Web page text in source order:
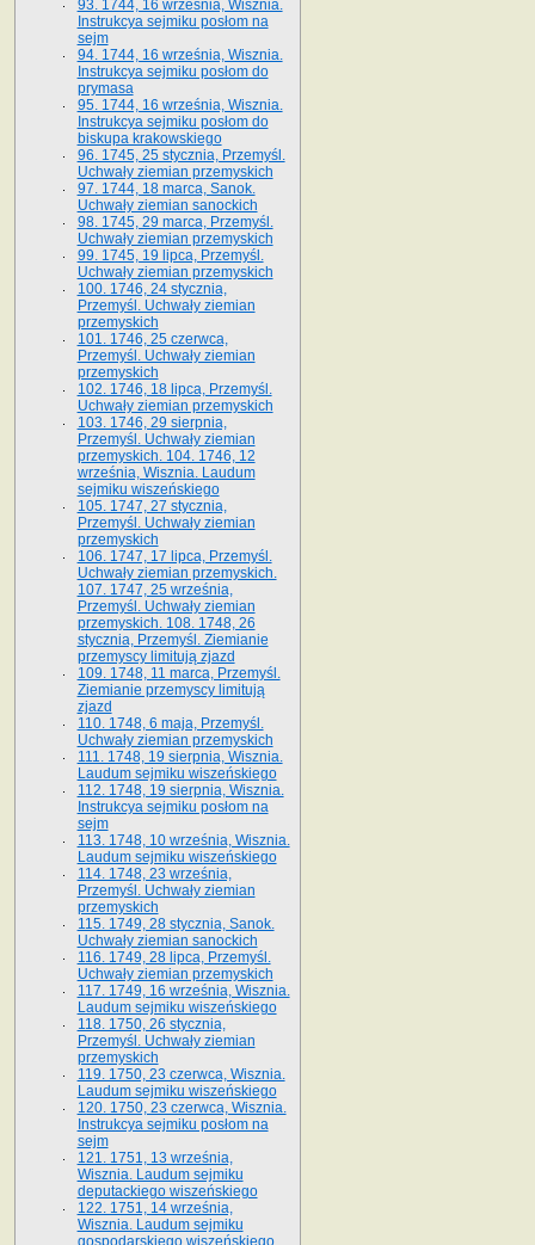
93. 1744, 16 września, Wisznia.
Instrukcya sejmiku posłom na
sejm
94. 1744, 16 września, Wisznia.
Instrukcya sejmiku posłom do
prymasa
95. 1744, 16 września, Wisznia.
Instrukcya sejmiku posłom do
biskupa krakowskiego
96. 1745, 25 stycznia, Przemyśl.
Uchwały ziemian przemyskich
97. 1744, 18 marca, Sanok.
Uchwały ziemian sanockich
98. 1745, 29 marca, Przemyśl.
Uchwały ziemian przemyskich
99. 1745, 19 lipca, Przemyśl.
Uchwały ziemian przemyskich
100. 1746, 24 stycznia,
Przemyśl. Uchwały ziemian
przemyskich
101. 1746, 25 czerwca,
Przemyśl. Uchwały ziemian
przemyskich
102. 1746, 18 lipca, Przemyśl.
Uchwały ziemian przemyskich
103. 1746, 29 sierpnia,
Przemyśl. Uchwały ziemian
przemyskich. 104. 1746, 12
września, Wisznia. Laudum
sejmiku wiszeńskiego
105. 1747, 27 stycznia,
Przemyśl. Uchwały ziemian
przemyskich
106. 1747, 17 lipca, Przemyśl.
Uchwały ziemian przemyskich.
107. 1747, 25 września,
Przemyśl. Uchwały ziemian
przemyskich. 108. 1748, 26
stycznia, Przemyśl. Ziemianie
przemyscy limitują zjazd
109. 1748, 11 marca, Przemyśl.
Ziemianie przemyscy limitują
zjazd
110. 1748, 6 maja, Przemyśl.
Uchwały ziemian przemyskich
111. 1748, 19 sierpnia, Wisznia.
Laudum sejmiku wiszeńskiego
112. 1748, 19 sierpnia, Wisznia.
Instrukcya sejmiku posłom na
sejm
113. 1748, 10 września, Wisznia.
Laudum sejmiku wiszeńskiego
114. 1748, 23 września,
Przemyśl. Uchwały ziemian
przemyskich
115. 1749, 28 stycznia, Sanok.
Uchwały ziemian sanockich
116. 1749, 28 lipca, Przemyśl.
Uchwały ziemian przemyskich
117. 1749, 16 września, Wisznia.
Laudum sejmiku wiszeńskiego
118. 1750, 26 stycznia,
Przemyśl. Uchwały ziemian
przemyskich
119. 1750, 23 czerwca, Wisznia.
Laudum sejmiku wiszeńskiego
120. 1750, 23 czerwca, Wisznia.
Instrukcya sejmiku posłom na
sejm
121. 1751, 13 września,
Wisznia. Laudum sejmiku
deputackiego wiszeńskiego
122. 1751, 14 września,
Wisznia. Laudum sejmiku
gospodarskiego wiszeńskiego